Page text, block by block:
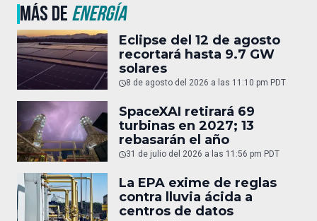
MÁS DEENERGÍA
Eclipse del 12 de agosto
recortará hasta 9.7 GW
solares
8 de agosto del 2026 a las 11:10 pm PDT
SpaceXAI retirará 69
turbinas en 2027; 13
rebasarán el año
31 de julio del 2026 a las 11:56 pm PDT
La EPA exime de reglas
contra lluvia ácida a
centros de datos